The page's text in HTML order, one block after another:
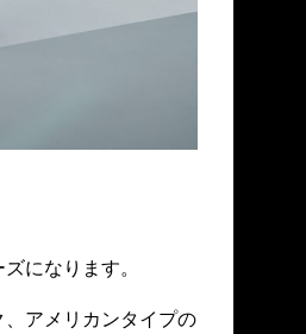
になります。
アメリカンタイプの